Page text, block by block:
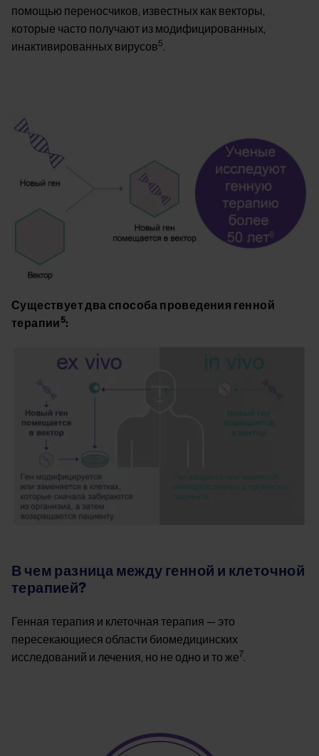
помощью переносчиков, известных как векторы,
которые часто получают из модифицированных,
инактивированных вирусов5.
Image
Существует два способа проведения генной
терапии5:
В чем разница между генной и клеточной
терапией?
Генная терапия и клеточная терапия — это
пересекающиеся области биомедицинских
исследований и лечения, но не одно и то же7.